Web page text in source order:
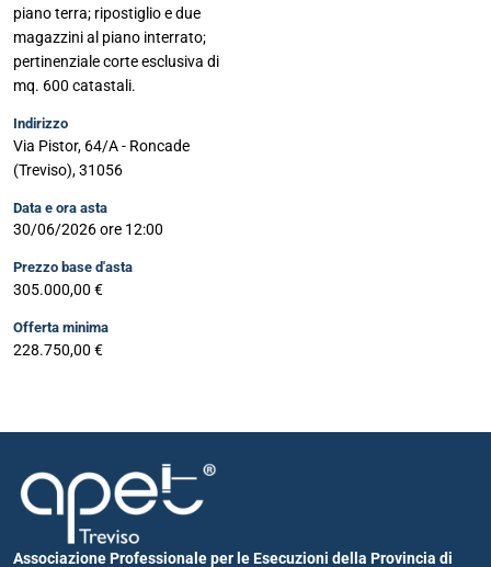
piano terra; ripostiglio e due
magazzini al piano interrato;
pertinenziale corte esclusiva di
mq. 600 catastali.
Indirizzo
Via Pistor, 64/A - Roncade
(Treviso), 31056
Data e ora asta
30/06/2026 ore 12:00
Prezzo base d'asta
305.000,00 €
Offerta minima
228.750,00 €
Associazione Professionale per le Esecuzioni della Provincia di